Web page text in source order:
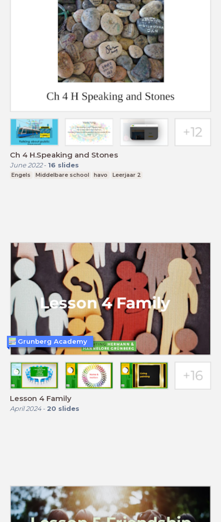
Ch 4 H.Speaking and Stones
June 2022- 16 slides
Engels Middelbare school havo Leerjaar 2
Lesson 4 Family
April 2024- 20 slides
Grunberg Academy